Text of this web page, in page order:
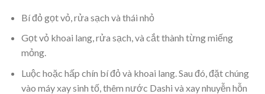
Bí đỏ gọt vỏ, rửa sạch và thái nhỏ
Gọt vỏ khoai lang, rửa sạch, và cắt thành từng miếng
mỏng.
Luộc hoặc hấp chín bí đỏ và khoai lang. Sau đó, đặt chúng
vào máy xay sinh tố, thêm nước Dashi và xay nhuyễn hỗn